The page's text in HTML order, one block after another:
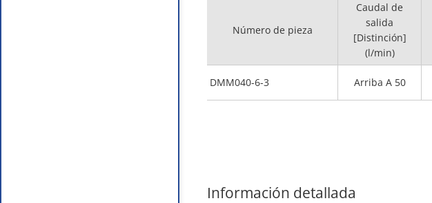
Número de pieza
DMM040-6-3
Caudal de
salida
[Distinción]
(l/min)
Arriba A 50
Información detallada